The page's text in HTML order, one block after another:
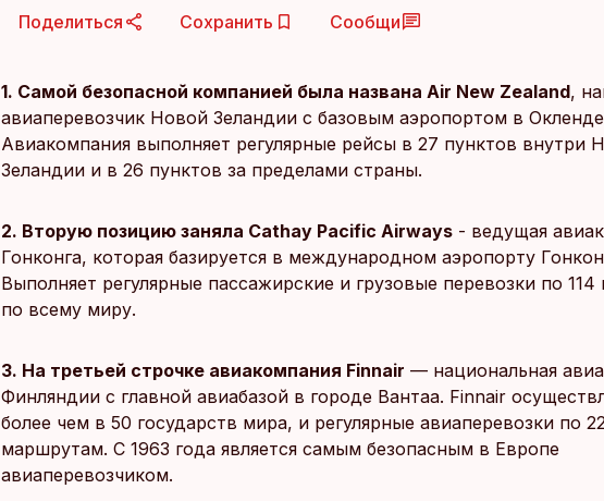
Поделиться Сохранить Сообщи
1. Самой безопасной компанией была названа Air New Zealand,
авиаперевозчик Новой Зеландии с базовым аэропортом в
Авиакомпания выполняет регулярные рейсы в 27 пунктов внутри
Зеландии и в 26 пунктов за пределами страны.
2. Вторую позицию заняла Cathay Pacific Airways - ведущая
Гонконга, которая базируется в международном аэропорту
Выполняет регулярные пассажирские и грузовые перевозки по 114
по всему миру.
3. На третьей строчке авиакомпания Finnair — национальная
Финляндии с главной авиабазой в городе Вантаа. Finnair
более чем в 50 государств мира, и регулярные авиаперевозки по
маршрутам. С 1963 года является самым безопасным в Европе
авиаперевозчиком.